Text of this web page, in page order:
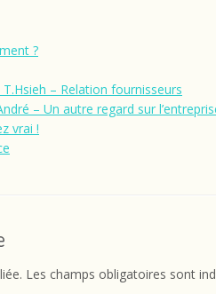
?
– Relation fournisseurs
– Un autre regard sur
vrai !
Les champs obligatoires sont